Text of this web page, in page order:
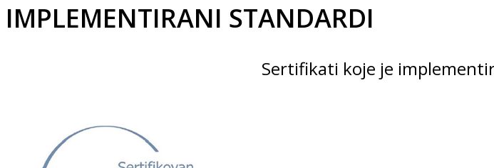
IMPLEMENTIRANI STANDARDI
Sertifikati koje je